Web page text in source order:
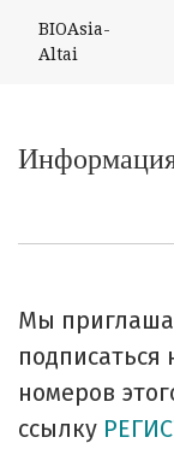
BIOAsia-
Altai
Мы
номеров
ссылку